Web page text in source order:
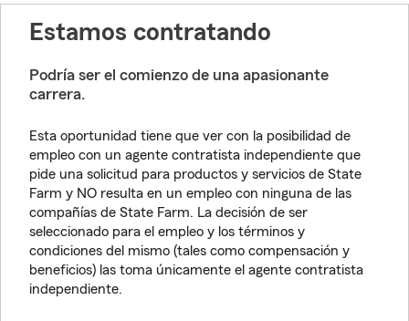
Estamos contratando
Podría ser el comienzo de una apasionante
carrera.
Esta oportunidad tiene que ver con la posibilidad de
empleo con un agente contratista independiente que
pide una solicitud para productos y servicios de State
Farm y NO resulta en un empleo con ninguna de las
compañías de State Farm. La decisión de ser
seleccionado para el empleo y los términos y
condiciones del mismo (tales como compensación y
beneficios) las toma únicamente el agente contratista
independiente.